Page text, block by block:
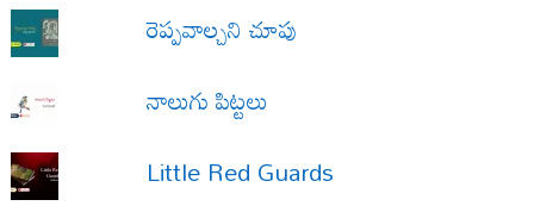
రెప్పవాల్చని చూపు
నాలుగు పిట్టలు
Little Red Guards